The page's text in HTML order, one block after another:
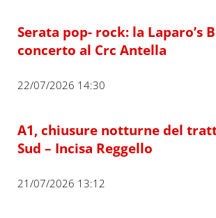
Serata pop- rock: la Laparo’s
concerto al Crc Antella
22/07/2026 14:30
A1, chiusure notturne del
Sud – Incisa Reggello
21/07/2026 13:12